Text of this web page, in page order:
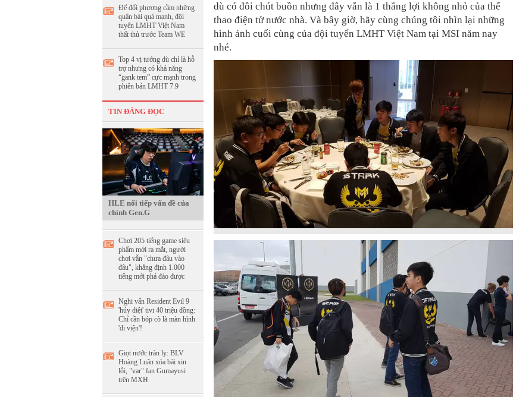
Để đối phương cầm những
quân bài quá mạnh, đội
tuyển LMHT Việt Nam
thất thủ trước Team WE
Top 4 vị tướng dù chỉ là hỗ
trợ nhưng có khả năng
“gank tem” cực mạnh trong
phiên bản LMHT 7.9
TIN ĐÁNG ĐỌC
HLE nối tiếp vấn đề của
chính Gen.G
Chơi 205 tiếng game siêu
phẩm mới ra mắt, người
chơi vẫn "chưa đâu vào
đâu", khẳng định 1.000
tiếng mới phá đảo được
Nghi vấn Resident Evil 9
'hủy diệt' tivi 40 triệu đồng:
Chỉ cần bóp cò là màn hình
'đi viện'!
Giọt nước tràn ly: BLV
Hoàng Luân xóa bài xin
lỗi, "var" fan Gumayusi
trên MXH
dù có đôi chút buồn nhưng đây vẫn là 1 thắng lợi không nhỏ của thể
thao điện tử nước nhà. Và bây giờ, hãy cùng chúng tôi nhìn lại những
hình ảnh cuối cùng của đội tuyển LMHT Việt Nam tại MSI năm nay
nhé.